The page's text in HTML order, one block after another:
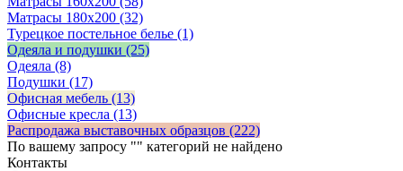
Матрасы 180х200 (32)
Турецкое постельное белье (1)
Одеяла и подушки (25)
Одеяла (8)
Подушки (17)
Офисная мебель (13)
Офисные кресла (13)
Распродажа выставочных образцов (222)
По вашему запросу "" категорий не найдено
Контакты